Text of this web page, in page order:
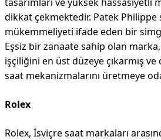
dikkat çekmektedir. Patek Philippe
mükemmeliyeti ifade eden bir
Eşsiz bir zanaate sahip olan
işçiliğini en üst düzeye çıkarmış ve
saat mekanizmalarını üretmeye
Rolex
Rolex, İsviçre saat markaları